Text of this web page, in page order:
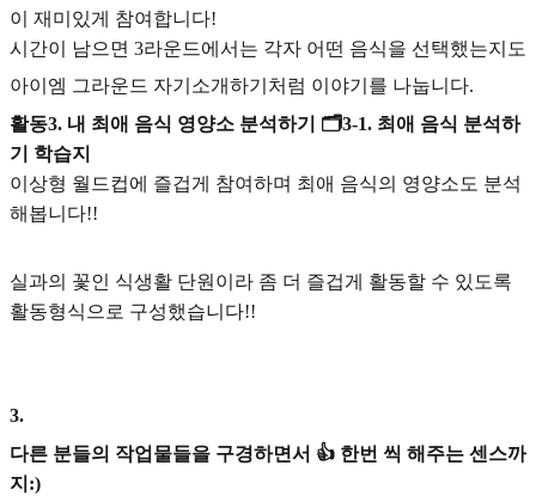
이 재미있게 참여합니다!
시간이 남으면 3라운드에서는 각자 어떤 음식을 선택했는지도
아이엠 그라운드 자기소개하기처럼 이야기를 나눕니다.
활동3. 내 최애 음식 영양소 분석하기 🗂️3-1. 최애 음식 분석하
기 학습지
이상형 월드컵에 즐겁게 참여하며 최애 음식의 영양소도 분석
해봅니다!!
실과의 꽃인 식생활 단원이라 좀 더 즐겁게 활동할 수 있도록
활동형식으로 구성했습니다!!
3.
다른 분들의 작업물들을 구경하면서 👍 한번 씩 해주는 센스까
지:)